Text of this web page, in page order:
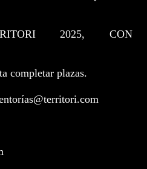
2025, CON
completar plazas.